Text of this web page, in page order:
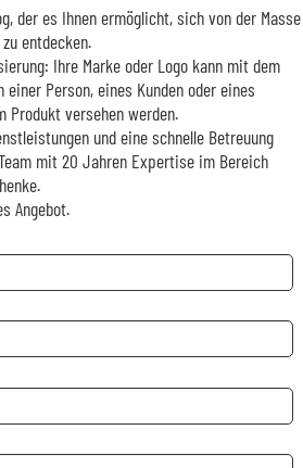
der es Ihnen ermöglicht, sich von der Masse
entdecken.
Ihre Marke oder Logo kann mit dem
einer Person, eines Kunden oder eines
Produkt versehen werden.
und eine schnelle Betreuung
mit 20 Jahren Expertise im Bereich
Angebot.